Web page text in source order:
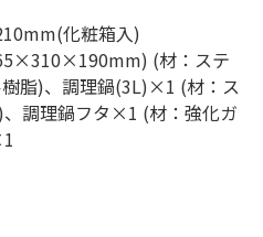
化粧箱入)
(材：ステ
脂)、調理鍋(3L)×1 (材：ス
調理鍋フタ×1 (材：強化ガ